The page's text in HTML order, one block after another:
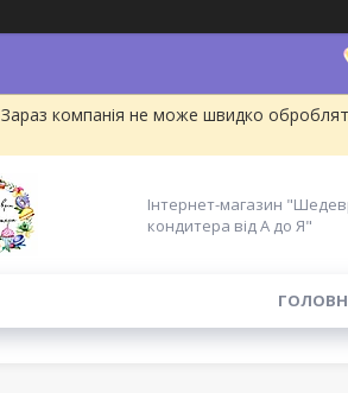
Зараз компанія не може швидко
Інтернет-магазин
кондитера від А до Я"